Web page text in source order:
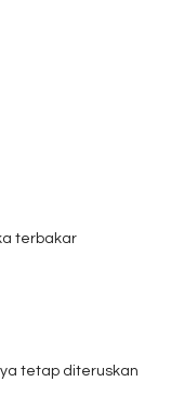
terbakar
tetap diteruskan